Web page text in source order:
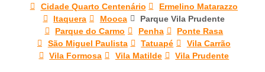
Cidade Quarto Centenário
Ermelino Matarazzo
Itaquera
Mooca
Parque Vila Prudente
Parque do Carmo
Penha
Ponte Rasa
São Miguel Paulista
Tatuapé
Vila Carrão
Vila Formosa
Vila Matilde Vila Prudente